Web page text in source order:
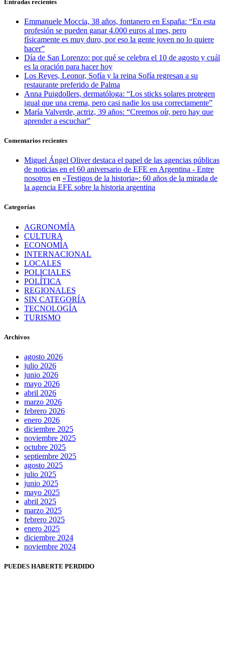
Entradas recientes
Emmanuele Moccia, 38 años, fontanero en España: “En esta
profesión se pueden ganar 4.000 euros al mes, pero
físicamente es muy duro, por eso la gente joven no lo quiere
hacer”
Día de San Lorenzo: por qué se celebra el 10 de agosto y cuál
es la oración para hacer hoy
Los Reyes, Leonor, Sofía y la reina Sofía regresan a su
restaurante preferido de Palma
Anna Puigdollers, dermatóloga: “Los sticks solares protegen
igual que una crema, pero casi nadie los usa correctamente”
María Valverde, actriz, 39 años: “Creemos oír, pero hay que
aprender a escuchar”
Comentarios recientes
Miguel Ángel Oliver destaca el papel de las agencias públicas
de noticias en el 60 aniversario de EFE en Argentina - Entre
nosotros en «Testigos de la historia»: 60 años de la mirada de
la agencia EFE sobre la historia argentina
Categorías
AGRONOMÍA
CULTURA
ECONOMÍA
INTERNACIONAL
LOCALES
POLICIALES
POLÍTICA
REGIONALES
SIN CATEGORÍA
TECNOLOGÍA
TURISMO
Archivos
agosto 2026
julio 2026
junio 2026
mayo 2026
abril 2026
marzo 2026
febrero 2026
enero 2026
diciembre 2025
noviembre 2025
octubre 2025
septiembre 2025
agosto 2025
julio 2025
junio 2025
mayo 2025
abril 2025
marzo 2025
febrero 2025
enero 2025
diciembre 2024
noviembre 2024
PUEDES HABERTE PERDIDO